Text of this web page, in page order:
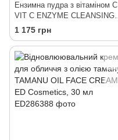
Ензимна пудра з вітаміном С
VIT C ENZYME CLEANSING
POWDER ED Cosmetics, 30 г
1 175 грн